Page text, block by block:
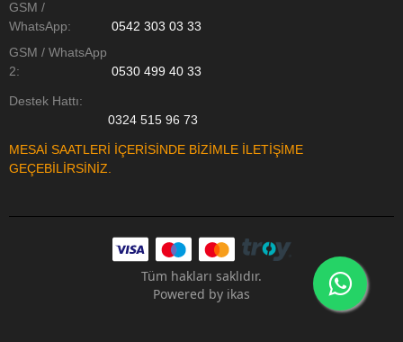
GSM /
WhatsApp:
0542 303 03 33
GSM / WhatsApp
2:
0530 499 40 33
Destek Hattı:
0324 515 96 73
MESAİ SAATLERİ İÇERİSİNDE BİZİMLE İLETİŞİME
GEÇEBİLİRSİNİZ.
Tüm hakları saklıdır.
Powered by ikas